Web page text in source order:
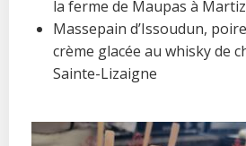
la ferme de Maupas à
Massepain d’Issoudun,
crème glacée au whisky de
Sainte-Lizaigne